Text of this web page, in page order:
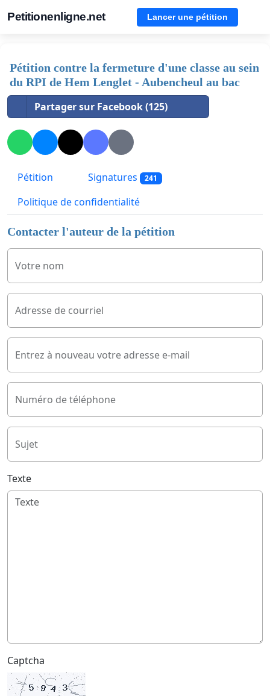
Petitionenligne.net Lancer une pétition
Pétition contre la fermeture d'une classe au sein
du RPI de Hem Lenglet - Aubencheul au bac
Partager sur Facebook (125)
Pétition Signatures 241
Politique de confidentialité
Contacter l'auteur de la pétition
Votre nom
Adresse de courriel
Entrez à nouveau votre adresse e-mail
Numéro de téléphone
Sujet
Texte
Captcha